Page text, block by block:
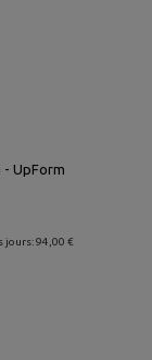
- UpForm
jours: 94,00 €